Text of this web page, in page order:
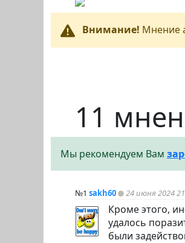
Внимание! Мнение
11
Мы рекомендуем Вам
№1 sakh60 24 июня 2024
Кроме этого,
удалось
были